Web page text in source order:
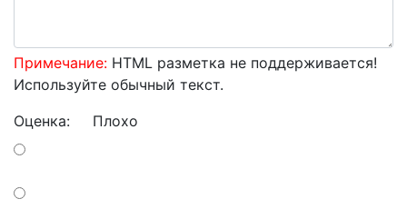
Примечание: HTML разметка не поддерживается!
Используйте обычный текст.
Оценка: Плохо